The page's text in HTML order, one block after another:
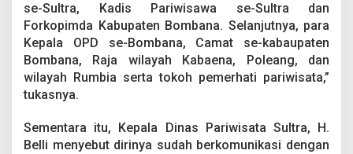
se-Sultra, Kadis Pariwisawa se-Sultra dan
Forkopimda Kabupaten Bombana. Selanjutnya, para
Kepala OPD se-Bombana, Camat se-kabaupaten
Bombana, Raja wilayah Kabaena, Poleang, dan
wilayah Rumbia serta tokoh pemerhati pariwisata,”
tukasnya.
Sementara itu, Kepala Dinas Pariwisata Sultra, H.
Belli menyebut dirinya sudah berkomunikasi dengan